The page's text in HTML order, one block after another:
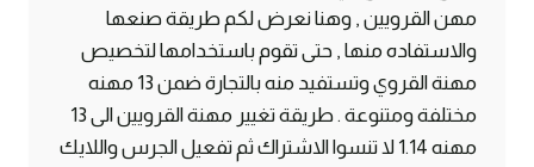
مهن القرويين , وهنا نعرض لكم طريقة صنعها
والاستفاده منها , حتى تقوم باستخدامها لتخصيص
مهنة القروي وتستفيد منه بالتجارة ضمن 13 مهنه
مختلفة ومتنوعة . طريقة تغيير مهنة القرويين الى 13
مهنه 1.14 لا تنسوا الاشتراك ثم تفعيل الجرس واللايك